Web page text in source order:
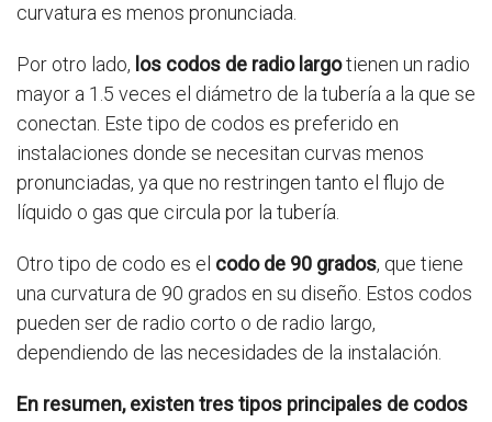
curvatura es menos pronunciada.
Por otro lado, los codos de radio largotienen un radio
mayor a 1.5 veces el diámetro de la tubería a la que se
conectan. Este tipo de codos es preferido en
instalaciones donde se necesitan curvas menos
pronunciadas, ya que no restringen tanto el flujo de
líquido o gas que circula por la tubería.
Otro tipo de codo es el codo de 90 grados, que tiene
una curvatura de 90 grados en su diseño. Estos codos
pueden ser de radio corto o de radio largo,
dependiendo de las necesidades de la instalación.
En resumen, existen tres tipos principales de codos